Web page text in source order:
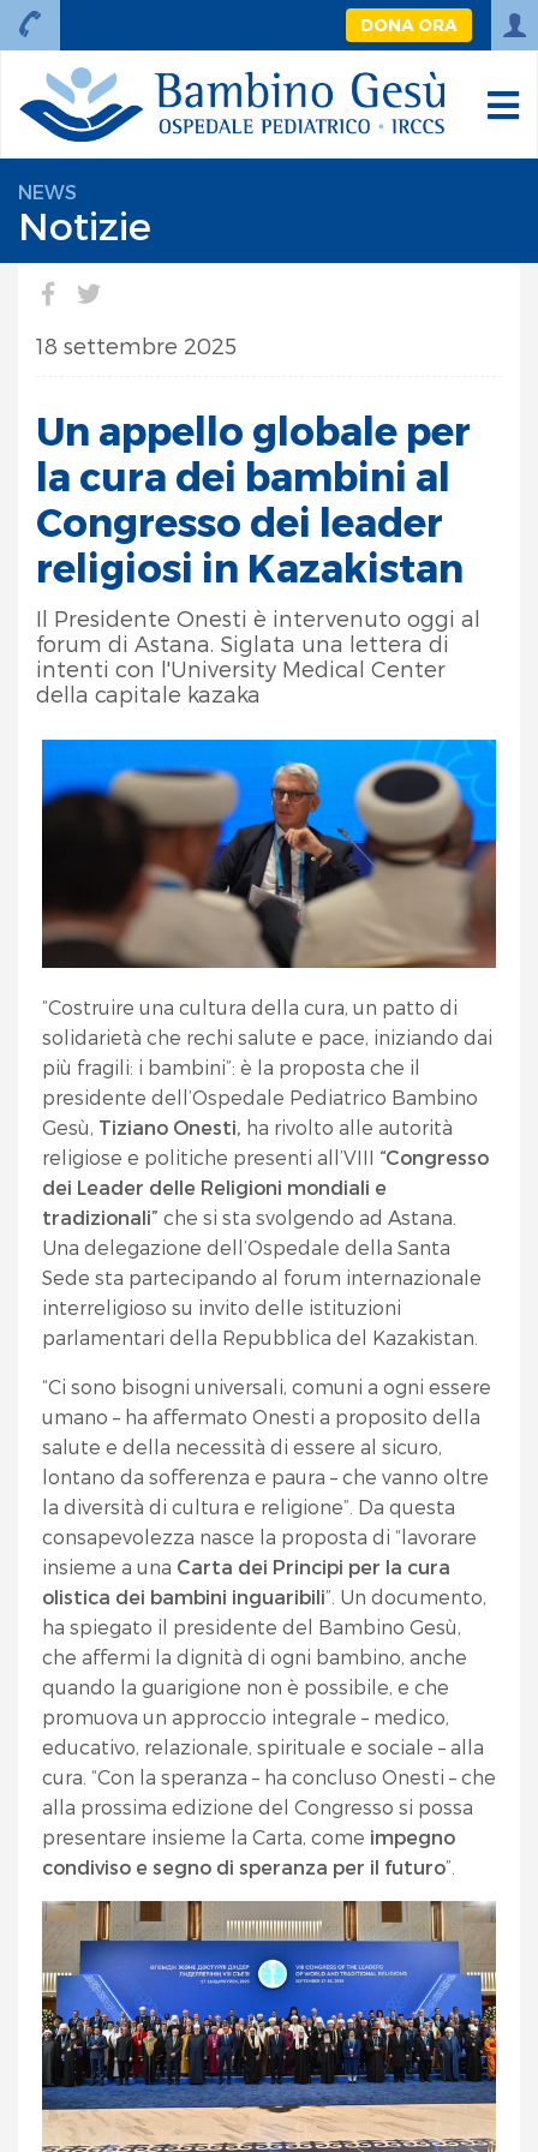
DONA ORA
NEWS
Notizie
18 settembre 2025
Un appello globale per
la cura dei bambini al
Congresso dei leader
religiosi in Kazakistan
Il Presidente Onesti è intervenuto oggi al
forum di Astana. Siglata una lettera di
intenti con l'University Medical Center
della capitale kazaka
“Costruire una cultura della cura, un patto di
solidarietà che rechi salute e pace, iniziando dai
più fragili: i bambini”: è la proposta che il
presidente dell’Ospedale Pediatrico Bambino
Gesù, Tiziano Onesti, ha rivolto alle autorità
religiose e politiche presenti all’VIII “Congresso
dei Leader delle Religioni mondiali e
tradizionali” che si sta svolgendo ad Astana.
Una delegazione dell’Ospedale della Santa
Sede sta partecipando al forum internazionale
interreligioso su invito delle istituzioni
parlamentari della Repubblica del Kazakistan.
“Ci sono bisogni universali, comuni a ogni essere
umano – ha affermato Onesti a proposito della
salute e della necessità di essere al sicuro,
lontano da sofferenza e paura – che vanno oltre
la diversità di cultura e religione”. Da questa
consapevolezza nasce la proposta di “lavorare
insieme a una Carta dei Principi per la cura
olistica dei bambini inguaribili”. Un documento,
ha spiegato il presidente del Bambino Gesù,
che affermi la dignità di ogni bambino, anche
quando la guarigione non è possibile, e che
promuova un approccio integrale – medico,
educativo, relazionale, spirituale e sociale – alla
cura. “Con la speranza – ha concluso Onesti – che
alla prossima edizione del Congresso si possa
presentare insieme la Carta, come impegno
condiviso e segno di speranza per il futuro”.